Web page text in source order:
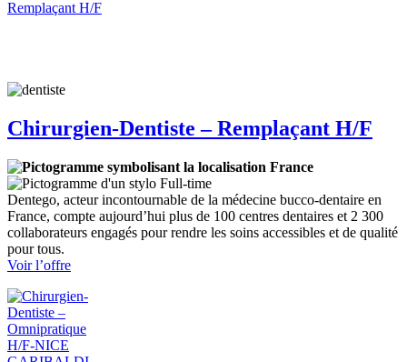
Omnipratique
Chirurgien-Dentiste – Remplaçant H/F
France
Full-time
Dentego, acteur incontournable de la médecine bucco-dentaire en
France, compte aujourd’hui plus de 100 centres dentaires et 2 300
collaborateurs engagés pour rendre les soins accessibles et de qualité
pour tous.
Voir l’offre:
Dentiste
Remplaçant